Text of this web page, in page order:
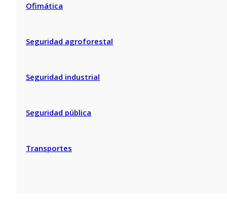
Ofimática
Seguridad agroforestal
Seguridad industrial
Seguridad pública
Transportes